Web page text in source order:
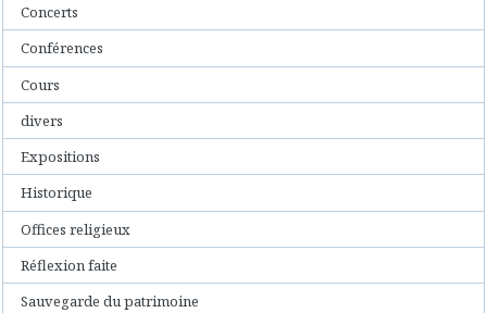
Concerts
Conférences
Cours
divers
Expositions
Historique
Offices religieux
Réflexion faite
Sauvegarde du patrimoine